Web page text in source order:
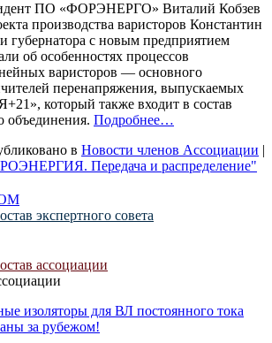
ПО «ФОРЭНЕРГО» Виталий Кобзев
производства варисторов Константин
губернатора с новым предприятием
об особенностях процессов
варисторов — основного
перенапряжения, выпускаемых
который также входит в состав
объединения. Подробнее…
в Новости членов Ассоциации |
экспертного совета
ассоциации
изоляторы для ВЛ постоянного тока
за рубежом!